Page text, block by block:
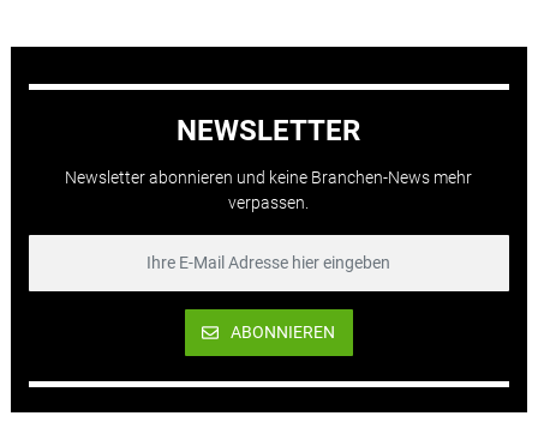
NEWSLETTER
Newsletter abonnieren und keine Branchen-News mehr
verpassen.
ABONNIEREN